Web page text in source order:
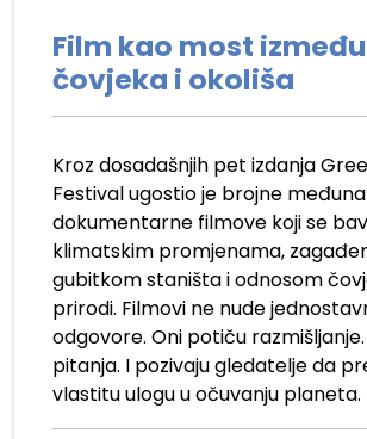
Film kao most između
čovjeka i okoliša
Kroz dosadašnjih pet izdanja
Festival ugostio je brojne
dokumentarne filmove koji se
klimatskim promjenama,
gubitkom staništa i odnosom
prirodi. Filmovi ne nude
odgovore. Oni potiču
pitanja. I pozivaju gledatelje da
vlastitu ulogu u očuvanju planeta.